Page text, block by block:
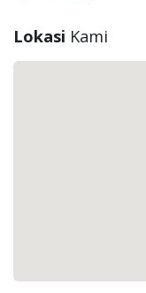
Lokasi Kami